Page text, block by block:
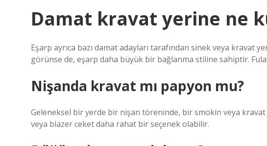
Damat kravat yerine ne
Eşarp ayrıca bazı damat adayları tarafından sinek veya
görünse de, eşarp daha büyük bir bağlanma stiline sahiptir.
Nişanda kravat mı papyon mu?
Geleneksel bir yerde bir nişan töreninde, bir smokin veya
veya blazer ceket daha rahat bir seçenek olabilir.